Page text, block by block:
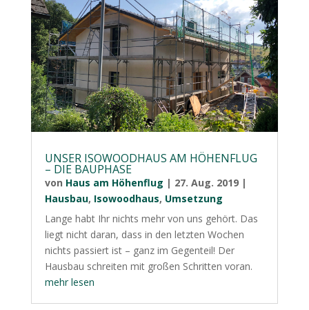
UNSER ISOWOODHAUS AM HÖHENFLUG
– DIE BAUPHASE
von Haus am Höhenflug | 27. Aug. 2019|
Hausbau, Isowoodhaus, Umsetzung
Lange habt Ihr nichts mehr von uns gehört. Das
liegt nicht daran, dass in den letzten Wochen
nichts passiert ist – ganz im Gegenteil! Der
Hausbau schreiten mit großen Schritten voran.
mehr lesen